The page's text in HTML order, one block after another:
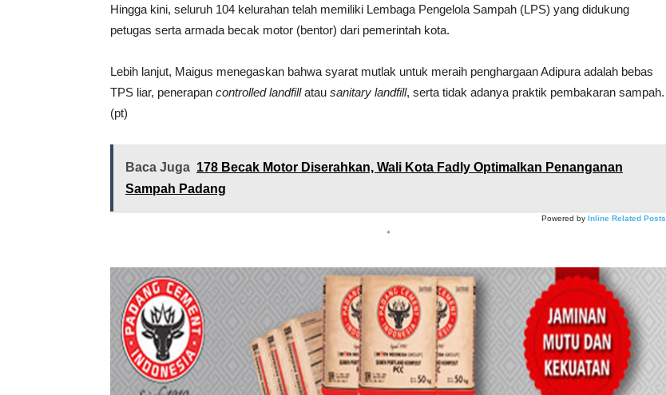
Hingga kini, seluruh 104 kelurahan telah memiliki Lembaga Pengelola Sampah (LPS) yang didukung
petugas serta armada becak motor (bentor) dari pemerintah kota.
Lebih lanjut, Maigus menegaskan bahwa syarat mutlak untuk meraih penghargaan Adipura adalah bebas
TPS liar, penerapan controlled landfillatau sanitary landfill, serta tidak adanya praktik pembakaran sampah.
(pt)
Baca Juga 178 Becak Motor Diserahkan, Wali Kota Fadly Optimalkan Penanganan
Sampah Padang
Powered by Inline Related Posts
*